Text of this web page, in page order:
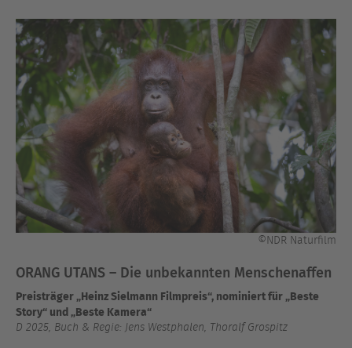
©NDR Naturfilm
ORANG UTANS – Die unbekannten Menschenaffen
Preisträger „Heinz Sielmann Filmpreis“, nominiert für „Beste
Story“ und „Beste Kamera“
D 2025, Buch & Regie: Jens Westphalen, Thoralf Grospitz